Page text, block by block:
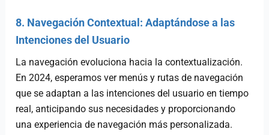
8. Navegación Contextual: Adaptándose a las
Intenciones del Usuario
La navegación evoluciona hacia la contextualización.
En 2024, esperamos ver menús y rutas de navegación
que se adaptan a las intenciones del usuario en tiempo
real, anticipando sus necesidades y proporcionando
una experiencia de navegación más personalizada.